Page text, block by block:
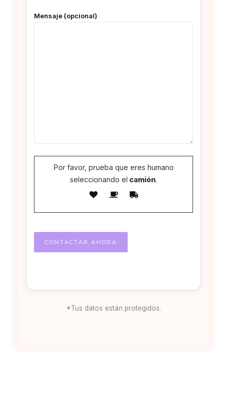
Mensaje (opcional)
Por favor, prueba que eres humano
seleccionando el camión.
*Tus datos están protegidos.